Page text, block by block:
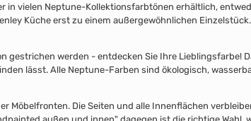
in vielen Neptune-Kollektionsfarbtönen erhältlich,
Küche erst zu einem außergewöhnlichen Einzelstück.
werden - entdecken Sie Ihre Lieblingsfarbe!
lässt. Alle Neptune-Farben sind ökologisch,
Die Seiten und alle Innenflächen